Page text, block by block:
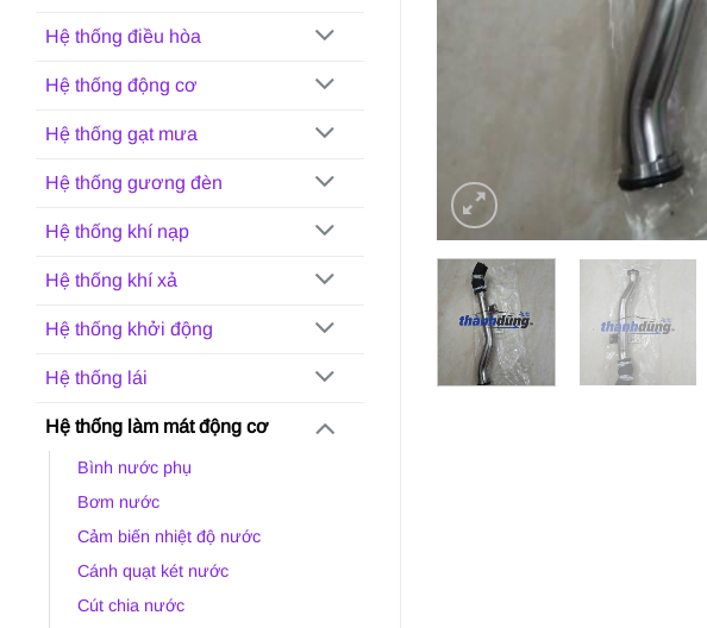
Hệ thống điều hòa
Hệ thống động cơ
Hệ thống gạt mưa
Hệ thống gương đèn
Hệ thống khí nạp
Hệ thống khí xả
Hệ thống khởi động
Hệ thống lái
Hệ thống làm mát động cơ
Bình nước phụ
Bơm nước
Cảm biến nhiệt độ nước
Cánh quạt két nước
Cút chia nước